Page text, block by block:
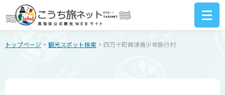
トップページ > 観光スポット検索 > 四万十町興津青少年旅行村